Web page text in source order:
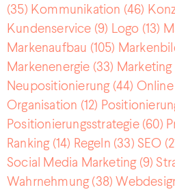
(35) Kommunikation (46)
Kundenservice (9) Logo (13)
Markenaufbau (105)
Markenenergie (33) Marketing
Neupositionierung(44)
Organisation (12)
Positionierungsstrategie(60)
Ranking(14) Regeln (33) SEO
Social Media Marketing(9)
Wahrnehmung(38)